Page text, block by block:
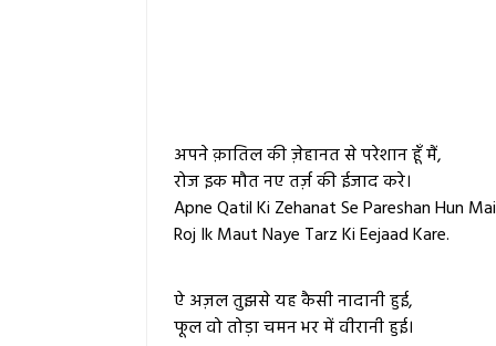
अपने क़ातिल की ज़ेहानत से परेशान हूँ मैं,
रोज इक मौत नए तर्ज़ की ईजाद करे।
Apne Qatil Ki Zehanat Se Pareshan Hun
Roj Ik Maut Naye Tarz Ki Eejaad Kare.
ऐअज़लतुझसे यह कैसी नादानी हुई,
फूल वो तोड़ा चमन भर में वीरानी हुई।